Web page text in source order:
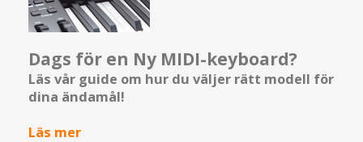
Dags för en Ny MIDI-keyboard?
Läs vår guide om hur du väljer rätt modell för
dina ändamål!
Läs mer